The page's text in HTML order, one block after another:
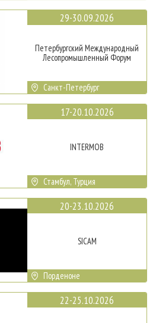
29-30.09.2026
Петербургский Международный
Лесопромышленный Форум
Санкт-Петербург
17-20.10.2026
INTERMOB
Стамбул, Турция
20-23.10.2026
SICAM
Порденоне
22-25.10.2026